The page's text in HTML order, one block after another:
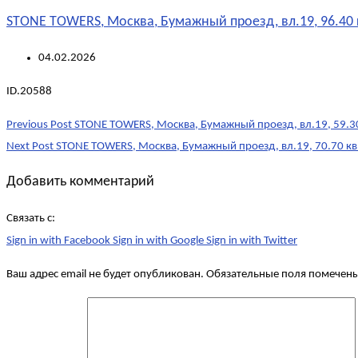
STONE TOWERS, Москва, Бумажный проезд, вл.19, 96.40
04.02.2026
ID.20588
Post
navigation
Previous Post STONE TOWERS, Москва, Бумажный проезд, вл.19,
Next Post STONE TOWERS, Москва, Бумажный проезд, вл.19, 70.70
Добавить комментарий
Связать с:
Sign in with Facebook Sign in with Google Sign in with Twitter
Ваш адрес email не будет опубликован. Обязательные поля